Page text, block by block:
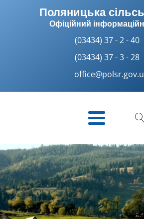
Поляницька
Офіційний
(03434) 37 - 2 - 40
(03434) 37 - 3 - 28